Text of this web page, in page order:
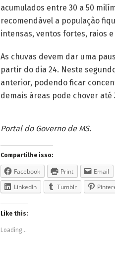
acumulados entre 30 a 50
recomendável a população
intensas, ventos fortes, raios e
As chuvas devem dar uma
partir do dia 24. Neste
anterior, podendo ficar
demais áreas pode chover
Portal do Governo de MS.
Compartilhe isso:
Facebook Print Email
LinkedIn
Tumblr
Like this:
Loading...